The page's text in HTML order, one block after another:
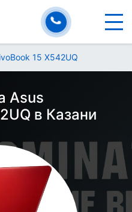
15 X542UQ
Asus
в Казани